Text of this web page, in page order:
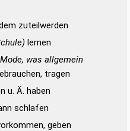
zuteilwerden
lernen
was allgemein
tragen
u. Ä. haben
schlafen
geben